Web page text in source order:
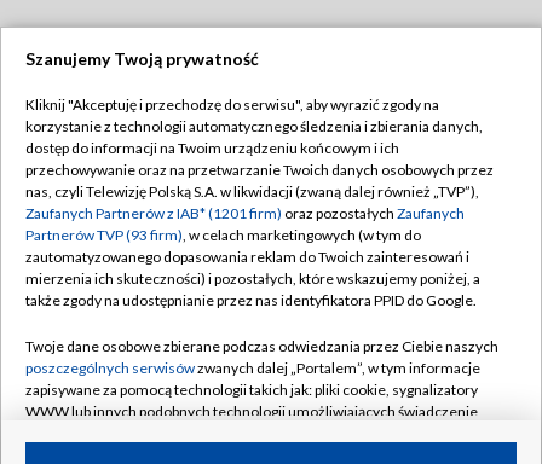
TVP
Abonament TVP
Emisja w TVP
Centrum informacji TVP
Naziemna Telewizja Cyfrowa
Rada Programowa
System NOS
Informacje o nadawcy
Regulamin TVP
Polityka prywatności
Moje zgody
Pomoc
Kontakt
Kanały
Szanujemy Twoją prywatność
Kliknij "Akceptuję i przechodzę do serwisu", aby wyrazić zgody na
korzystanie z technologii automatycznego śledzenia i zbierania danych,
dostęp do informacji na Twoim urządzeniu końcowym i ich
przechowywanie oraz na przetwarzanie Twoich danych osobowych przez
nas, czyli Telewizję Polską S.A. w likwidacji (zwaną dalej również „TVP”),
Zaufanych Partnerów z IAB* (1201 firm) oraz pozostałych Zaufanych
Partnerów TVP (93 firm), w celach marketingowych (w tym do
zautomatyzowanego dopasowania reklam do Twoich zainteresowań i
mierzenia ich skuteczności) i pozostałych, które wskazujemy poniżej, a
także zgody na udostępnianie przez nas identyfikatora PPID do Google.
Twoje dane osobowe zbierane podczas odwiedzania przez Ciebie naszych
poszczególnych serwisówzwanych dalej „Portalem”, w tym informacje
zapisywane za pomocą technologii takich jak: pliki cookie, sygnalizatory
WWW lub innych podobnych technologii umożliwiających świadczenie